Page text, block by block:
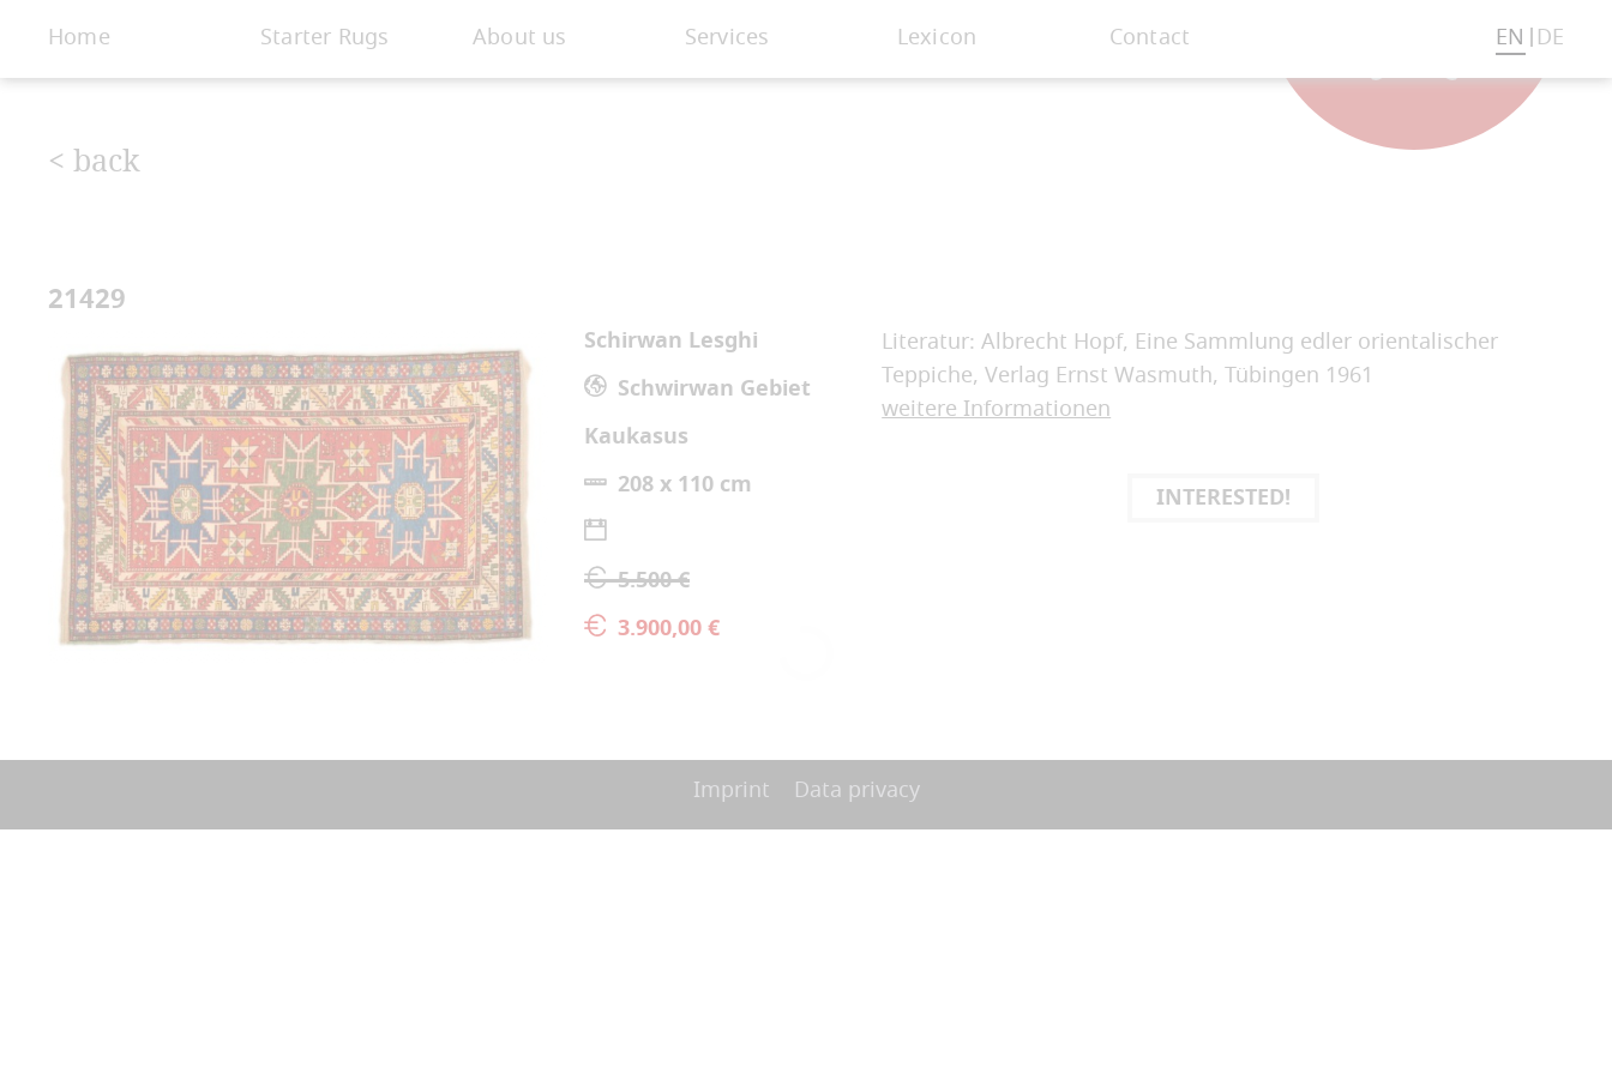
Home Starter Rugs About us Services Lexicon Contact EN DE
< back
21429
Schirwan Lesghi
Schwirwan Gebiet
Kaukasus
208 x 110 cm
5.500 €
3.900,00 €
Literatur: Albrecht Hopf, Eine Sammlung edler orientalischer
Teppiche, Verlag Ernst Wasmuth, Tübingen 1961
weitere Informationen
INTERESTED!
Imprint Data privacy